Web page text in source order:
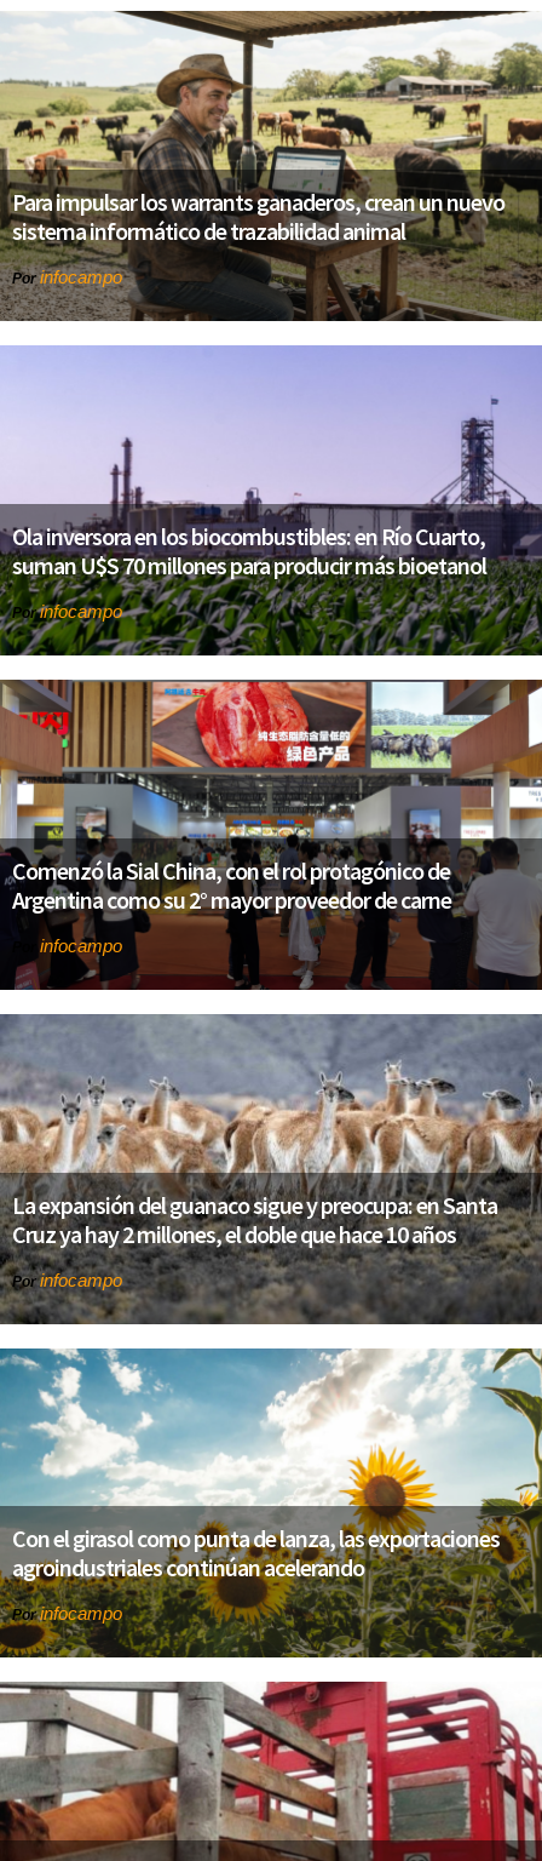
Para impulsar los warrants ganaderos, crean un nuevo
sistema informático de trazabilidad animal
Porinfocampo
Ola inversora en los biocombustibles: en Río Cuarto,
suman U$S 70 millones para producir más bioetanol
Porinfocampo
Comenzó la Sial China, con el rol protagónico de
Argentina como su 2° mayor proveedor de carne
infocampo
La expansión del guanaco sigue y preocupa: en Santa
Cruz ya hay 2 millones, el doble que hace 10 años
Porinfocampo
Con el girasol como punta de lanza, las exportaciones
agroindustriales continúan acelerando
Porinfocampo